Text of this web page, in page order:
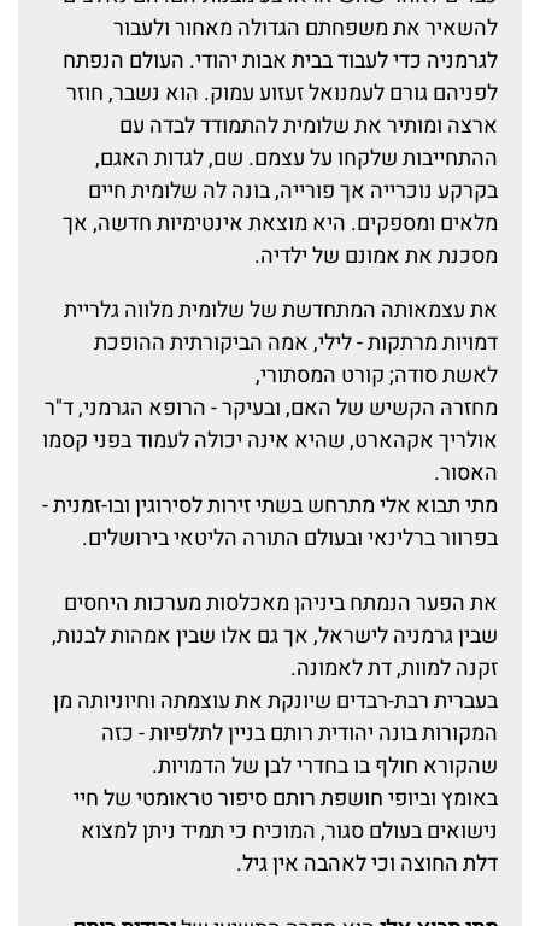
להשאיר את משפחתם הגדולה מאחור ולעבור
לגרמניה כדי לעבוד בבית אבות יהודי. העולם הנפתח
לפניהם גורם לעמנואל זעזוע עמוק. הוא נשבר, חוזר
ארצה ומותיר את שלומית להתמודד לבדה עם
ההתחייבות שלקחו על עצמם. שם, לגדות האגם,
בקרקע נוכרייה אך פורייה, בונה לה שלומית חיים
מלאים ומספקים. היא מוצאת אינטימיות חדשה, אך
מסכנת את אמונם של ילדיה.
את עצמאותה המתחדשת של שלומית מלווה גלריית
דמויות מרתקות - לילי, אמה הביקורתית ההופכת
לאשת סודה; קורט המסתורי,
מחזרהּ הקשיש של האם, ובעיקר - הרופא הגרמני, ד"ר
אולריך אקהארט, שהיא אינה יכולה לעמוד בפני קסמו
האסור.
מתי תבוא אלי מתרחש בשתי זירות לסירוגין ובו-זמנית -
בפרוור ברלינאי ובעולם התורה הליטאי בירושלים.
את הפער הנמתח ביניהן מאכלסות מערכות היחסים
שבין גרמניה לישראל, אך גם אלו שבין אמהות לבנות,
זקנה למוות, דת לאמונה.
בעברית רבת-רבדים שיונקת את עוצמתה וחיוניותה מן
המקורות בונה ‏יהודית רותם בניין לתלפיות - כזה
שהקורא חולף בו בחדרי לבן של הדמויות.
באומץ וביופי חושפת רותם סיפור טראומטי של חיי
נישואים בעולם סגור, המוכיח כי תמיד ניתן למצוא
דלת החוצה וכי לאהבה אין גיל.